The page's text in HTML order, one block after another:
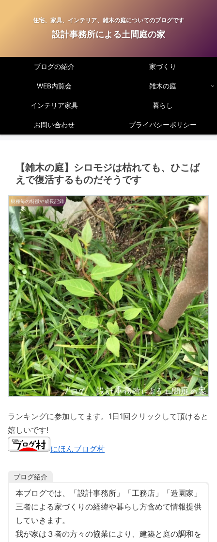
住宅、家具、インテリア、雑木の庭についてのブログです
設計事務所による土間庭の家
ブログの紹介 家づくり
WEB内覧会 雑木の庭
インテリア家具 暮らし
お問い合わせ プライバシーポリシー
【雑木の庭】シロモジは枯れても、ひこば
えで復活するものだそうです
樹種毎の特徴や成長記録
ランキングに参加してます。1日1回クリックして頂けると
嬉しいです!
にほんブログ村
ブログ紹介
本ブログでは、「設計事務所」「工務店」「造園家」
三者による家づくりの経緯や暮らし方含めて情報提供
していきます。
我が家は３者の方々の協業により、建築と庭の調和を